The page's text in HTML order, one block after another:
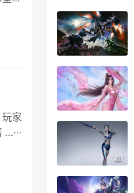
家